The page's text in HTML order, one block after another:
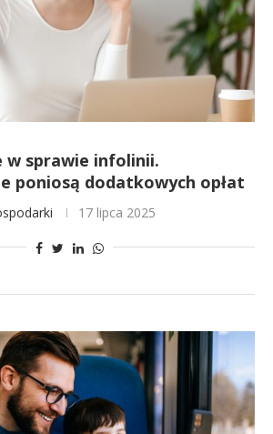
w sprawie infolinii.
poniosą dodatkowych opłat
17 lipca 2025